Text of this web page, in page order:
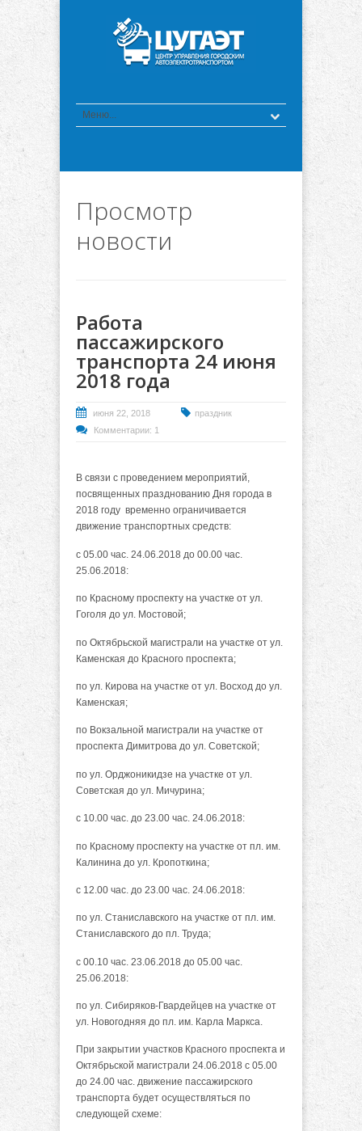
Просмотр
новости
Работа
пассажирского
транспорта 24 июня
2018 года
июня 22, 2018
праздник
Комментарии: 1
В связи с проведением мероприятий,
посвященных празднованию Дня города в
2018 году временно ограничивается
движение транспортных средств:
с 05.00 час. 24.06.2018 до 00.00 час.
25.06.2018:
по Красному проспекту на участке от ул.
Гоголя до ул. Мостовой;
по Октябрьской магистрали на участке от ул.
Каменская до Красного проспекта;
по ул. Кирова на участке от ул. Восход до ул.
Каменская;
по Вокзальной магистрали на участке от
проспекта Димитрова до ул. Советской;
по ул. Орджоникидзе на участке от ул.
Советская до ул. Мичурина;
с 10.00 час. до 23.00 час. 24.06.2018:
по Красному проспекту на участке от пл. им.
Калинина до ул. Кропоткина;
с 12.00 час. до 23.00 час. 24.06.2018:
по ул. Станиславского на участке от пл. им.
Станиславского до пл. Труда;
с 00.10 час. 23.06.2018 до 05.00 час.
25.06.2018:
по ул. Сибиряков-Гвардейцев на участке от
ул. Новогодняя до пл. им. Карла Маркса.
При закрытии участков Красного проспекта и
Октябрьской магистрали 24.06.2018 с 05.00
до 24.00 час. движение пассажирского
транспорта будет осуществляться по
следующей схеме: